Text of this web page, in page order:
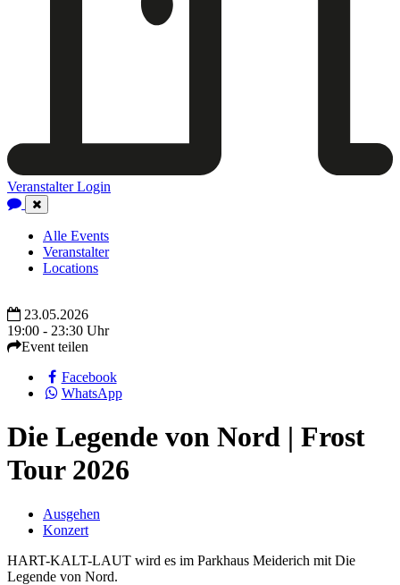
Veranstalter Login
Close
Navigation
Alle Events
Veranstalter
Locations
23.05.2026
19:00 - 23:30 Uhr
Event teilen
Facebook
WhatsApp
Die Legende von Nord | Frost
Tour 2026
Ausgehen
Konzert
HART-KALT-LAUT wird es im Parkhaus Meiderich mit Die
Legende von Nord.